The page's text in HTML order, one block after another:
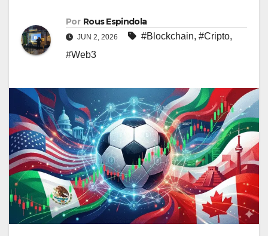
Por Rous Espindola
JUN 2, 2026 #Blockchain, #Cripto,
#Web3